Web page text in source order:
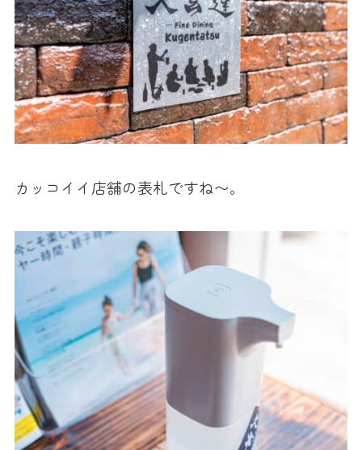
カッコイイ店舗の表札ですね〜。